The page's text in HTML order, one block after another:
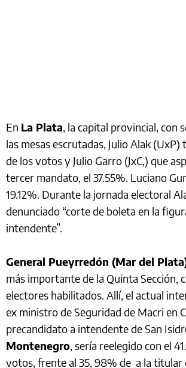
En La Plata, la capital provincial, con
las mesas escrutadas, Julio Alak (UxP)
de los votos y Julio Garro (JxC,) que
tercer mandato, el 37.55%. Luciano
19.12%. Durante la jornada electoral
denunciado “corte de boleta en la
intendente”.
General Pueyrredón (Mar del
más importante de la Quinta Sección,
electores habilitados. Allí, el actual
ex ministro de Seguridad de Macri en
precandidato a intendente de San
Montenegro, sería reelegido con el
votos, frente al 35, 98% de a la titular